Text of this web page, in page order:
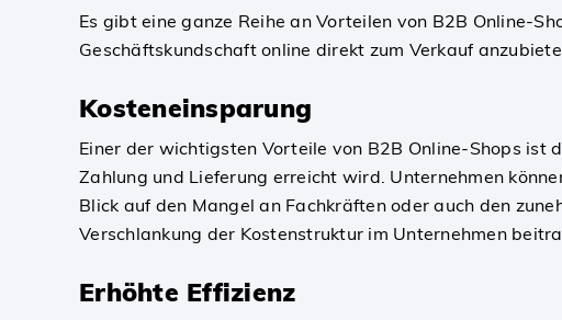
Es gibt eine ganze Reihe an Vorteilen von B2B Online-
Geschäftskundschaft online direkt zum Verkauf
Kosteneinsparung
Einer der wichtigsten Vorteile von B2B Online-Shops ist
Zahlung und Lieferung erreicht wird. Unternehmen
Blick auf den Mangel an Fachkräften oder auch den
Verschlankung der Kostenstruktur im Unternehmen
Erhöhte Effizienz